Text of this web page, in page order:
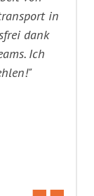
in
dank
Ich